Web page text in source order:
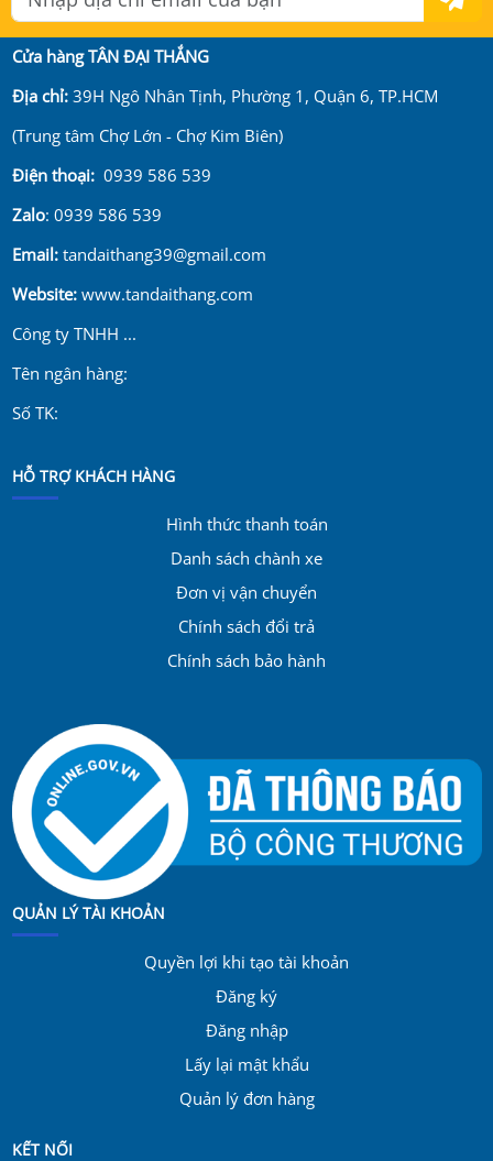
Cửa hàng TÂN ĐẠI THẮNG
Địa chỉ:39H Ngô Nhân Tịnh, Phường 1, Quận 6, TP.HCM
(Trung tâm Chợ Lớn - Chợ Kim Biên)
Điện thoại: 0939 586 539
Zalo: 0939 586 539
Email:tandaithang39@gmail.com
Website:www.tandaithang.com
Công ty TNHH ...
Tên ngân hàng:
Số TK:
HỖ TRỢ KHÁCH HÀNG
Hình thức thanh toán
Danh sách chành xe
Đơn vị vận chuyển
Chính sách đổi trả
Chính sách bảo hành
QUẢN LÝ TÀI KHOẢN
Quyền lợi khi tạo tài khoản
Đăng ký
Đăng nhập
Lấy lại mật khẩu
Quản lý đơn hàng
KẾT NỐI